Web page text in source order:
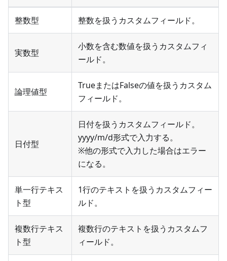
整数型 整数を扱うカスタムフィールド。
実数型
小数を含む数値を扱うカスタムフィ
ールド。
論理値型
TrueまたはFalseの値を扱うカスタム
フィールド。
日付型
日付を扱うカスタムフィールド。
yyyy/m/d形式で入力する。
※他の形式で入力した場合はエラー
になる。
単一行テキス
ト型
1行のテキストを扱うカスタムフィー
ルド。
複数行テキス
ト型
複数行のテキストを扱うカスタムフ
ィールド。